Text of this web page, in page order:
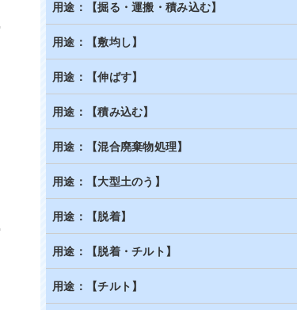
用途：【掘る・運搬・積み込む】
用途：【敷均し】
用途：【伸ばす】
用途：【積み込む】
用途：【混合廃棄物処理】
用途：【大型土のう】
用途：【脱着】
用途：【脱着・チルト】
用途：【チルト】